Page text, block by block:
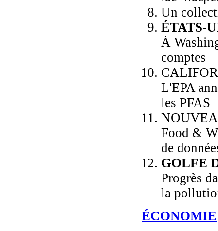
Un
ÉTATS-
À
comptes
L'EPA
les PFAS
Food &
de
GOLFE
Progrès
la
ÉCONOMIE